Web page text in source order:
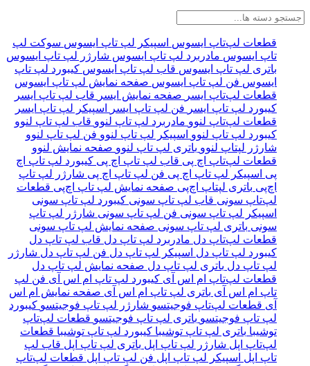
قطعات لپ‌تاپ ایسوس اسپیکر لپ تاپ ایسوس سوکت لپ
تاپ ایسوس مادربرد لپ تاپ ایسوس شارژر لپ تاپ ایسوس
باتری لپ تاپ ایسوس قاب لپ تاپ ایسوس کیبورد لپ تاپ
ایسوس فن لپ تاپ ایسوس صفحه نمایش لپ تاپ ایسوس
قطعات لپ‌تاپ ایسر صفحه نمایش ایسر قاب لپ تاپ ایسر
کیبورد لپ تاپ ایسر فن لپ تاپ ایسر
اسپیکر لپ تاپ ایسر
قطعات لپ‌تاپ لنوو مادربرد لپ تاپ لنوو قاب لپ تاپ لنوو
کیبورد لپ تاپ لنوو اسپیکر لپ تاپ لنوو فن لپ تاپ لنوو
شارژر لپتاپ لنوو باتری لپ تاپ لنوو صفحه نمایش لنوو
قطعات لپ‌تاپ اچ پی قاب لپ تاپ اچ پی کیبورد لپ تاپ اچ
پی اسپیکر لپ تاپ اچ پی فن لپ تاپ اچ پی شارژر لپ تاپ
اچ‌پی باتری لپتاپ اچ‌پی صفحه نمایش لپ تاپ اچ‌پی قطعات
لپ‌تاپ سونی قاب لپ تاپ سونی کیبورد لپ تاپ سونی
اسپیکر لپ تاپ سونی فن لپ تاپ سونی شارژر لپ تاپ
سونی باتری لپ تاپ سونی صفحه نمایش لپ تاپ سونی
قطعات لپ‌تاپ دل مادربرد لپ تاپ دل قاب لپ تاپ دل
کیبورد لپ تاپ دل اسپیکر لپ تاپ دل فن لپ تاپ دل شارژر
لپ تاپ دل باتری لپ تاپ دل صفحه نمایش لپ تاپ دل
قطعات لپ‌تاپ ام اس آی کیبورد لپ تاپ ام اس آی فن لپ
تاپ ام اس آی باتری لپ تاپ ام‌ اس‌ آی صفحه نمایش ام اس
آی قطعات لپ‌تاپ فوجیتسو شارژر لپ تاپ فوجیتسو کیبورد
لپ تاپ فوجیتسو باتری لپ تاپ فوجیتسو قطعات لپ‌تاپ
توشیبا باتری لپ تاپ توشیبا کیبورد لپ تاپ توشیبا قطعات
لپ‌تاپ اپل شارژر لپ تاپ اپل باتری لپ تاپ اپل قاب لپ
تاپ اپل اسپیکر لپ تاپ اپل فن لپ تاپ اپل قطعات لپ‌تاپ